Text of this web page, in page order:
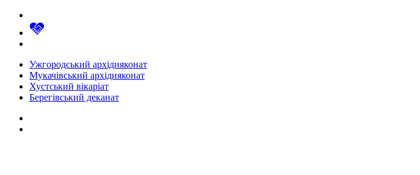
Ужгородський архідияконат
Мукачівський архідияконат
Хустський вікаріат
Берегівський деканат